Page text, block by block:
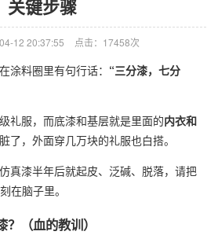
关键步骤
12 20:37:55 点击：17458次
涂料圈里有句行话： “三分漆，七分
礼服，而底漆和基层就是里面的内衣和
了，外面穿几万块的礼服也白搭。
真漆半年后就起皮、泛碱、脱落，请把
刻在脑子里。
（血的教训）